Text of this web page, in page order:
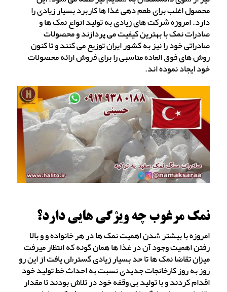
محصول اغلب برای طعم دهی غذا ها کاربرد بسیار زیادی را
دارد. امروزه شرکت های زیادی به تولید انواع نمک ها و
صادرات نمک با بهترین کیفیت می پردازند و محصولات
صادراتی خود را نیز به کشور ایران توزیع می کنند و تا کنون
روش های فوق العاده مناسبی را برای فروش ارائه محصولات
خود ایجاد نموده اند.
نمک مرغوب چه ویژگی هایی دارد؟
امروزه با بیشتر شدن اهمیت نمک ها در هر خانواده و و بالا
رفتن اهمیت وجود آن در غذا ها همان گونه که انتظار میرفت
میزان تقاضا نمک ها تا حد بسیار زیادی گسترش یافت از این رو
روز به روز کارخانجات جدیدی نسبت به احداث خط تولید خود
اقدام کردند و با تولید بی وقفه خود در تلاش بودند تا مقدار